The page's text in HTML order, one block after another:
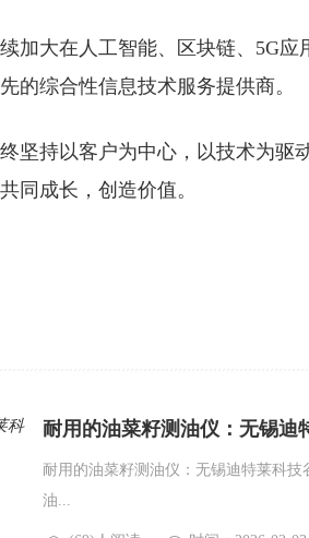
加大在人工智能、区块链、5G
的综合性信息技术服务提供商。
坚持以客户为中心，以技术为驱
同成长，创造价值。
耐用的油菜籽测油仪：无锡迪
耐用的油菜籽测油仪：无锡迪特莱科
油...